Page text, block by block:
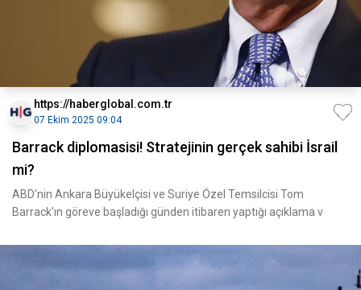
https://haberglobal.com.tr
07 Ekim 2025 09:04
Barrack diplomasisi! Stratejinin gerçek sahibi İsrail
mi?
ABD'nin Ankara Büyükelçisi ve Suriye Özel Temsilcisi Tom
Barrack'ın göreve başladığı günden itibaren yaptığı açıklama v